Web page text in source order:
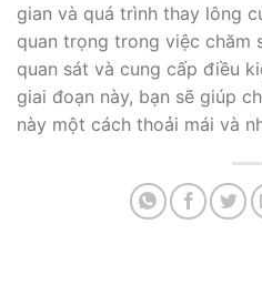
gian và quá trình thay lông
quan trọng trong việc chăm
quan sát và cung cấp điều
giai đoạn này, bạn sẽ giúp
này một cách thoải mái và